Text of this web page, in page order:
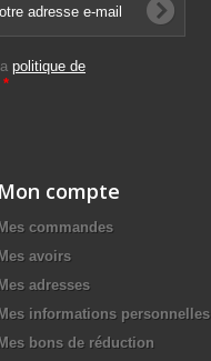
politique de
*
Mon compte
Mes commandes
Mes avoirs
Mes adresses
Mes informations personnelles
Mes bons de réduction